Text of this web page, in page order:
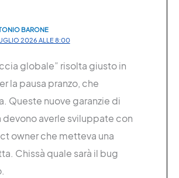
BARONE
2026 ALLE 8:00
globale” risolta giusto in
la pausa pranzo, che
Queste nuove garanzie di
devono averle sviluppate con
owner che metteva una
Chissà quale sarà il bug